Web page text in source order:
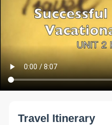
Travel Itinerary